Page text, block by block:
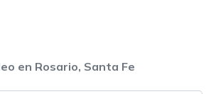
en Rosario, Santa Fe